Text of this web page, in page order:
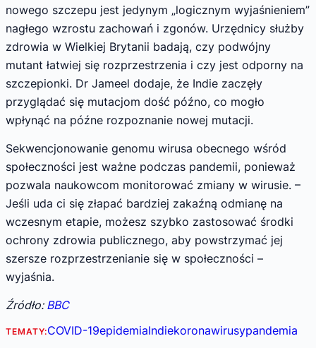
nowego szczepu jest jedynym „logicznym wyjaśnieniem”
nagłego wzrostu zachowań i zgonów. Urzędnicy służby
zdrowia w Wielkiej Brytanii badają, czy podwójny
mutant łatwiej się rozprzestrzenia i czy jest odporny na
szczepionki. Dr Jameel dodaje, że Indie zaczęły
przyglądać się mutacjom dość późno, co mogło
wpłynąć na późne rozpoznanie nowej mutacji.
Sekwencjonowanie genomu wirusa obecnego wśród
społeczności jest ważne podczas pandemii, ponieważ
pozwala naukowcom monitorować zmiany w wirusie. –
Jeśli uda ci się złapać bardziej zakaźną odmianę na
wczesnym etapie, możesz szybko zastosować środki
ochrony zdrowia publicznego, aby powstrzymać jej
szersze rozprzestrzenianie się w społeczności –
wyjaśnia.
Źródło: BBC
TEMATY:COVID-19epidemiaIndiekoronawirusypandemia